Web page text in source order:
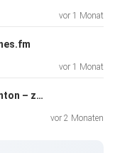
vor 1 Monat
vor 1 Monat
#31 Über Hardcore Zines mit Anton – zines.fm
vor 2 Monaten